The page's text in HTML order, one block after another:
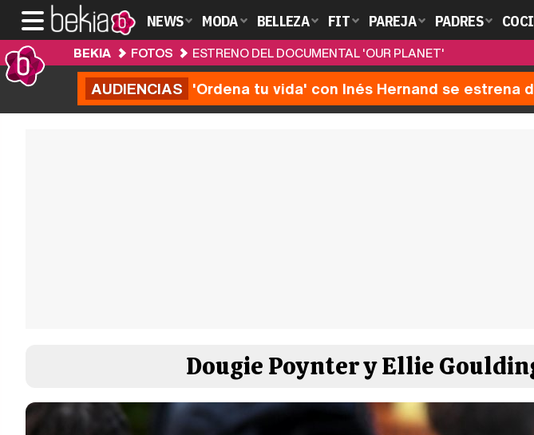
NEWS MODA BELLEZA FIT PAREJA PADRES
BEKIA FOTOS ESTRENO DEL DOCUMENTAL 'OUR PLANET'
AUDIENCIAS 'Ordena tu vida' con Inés Hernand se estrena
Dougie Poynter y Ellie